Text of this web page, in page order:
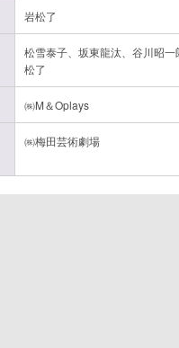
岩松了
松雪泰子、坂東龍汰、谷川昭
松了
㈱M＆Oplays
㈱梅田芸術劇場